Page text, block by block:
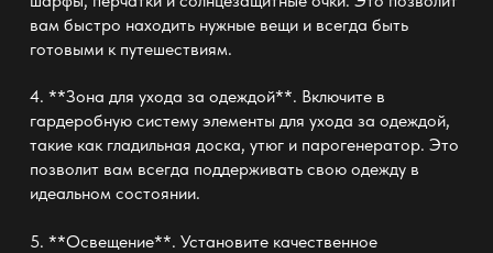
вам быстро находить нужные вещи и всегда быть
готовыми к путешествиям.
4. **Зона для ухода за одеждой**. Включите в
гардеробную систему элементы для ухода за одеждой,
такие как гладильная доска, утюг и парогенератор. Это
позволит вам всегда поддерживать свою одежду в
идеальном состоянии.
5. **Освещение**. Установите качественное